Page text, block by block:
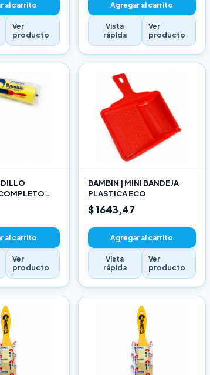
al carrito
Ver
producto
Agregar al carrito
Vista
rápida
Ver
producto
al carrito
Ver
producto
BAMBIN | MINI BANDEJA
PLASTICA ECO
$ 1643,47
Agregar al carrito
Vista
rápida
Ver
producto